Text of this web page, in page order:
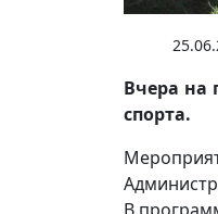
Вчера на
спорта.